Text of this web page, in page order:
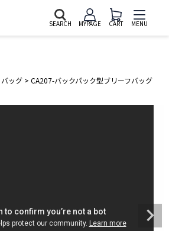
SEARCH MYPAGE CART MENU
バッグ CA207-バックパック型ブリーフバッグ